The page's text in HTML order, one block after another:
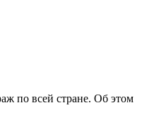
по всей стране. Об этом